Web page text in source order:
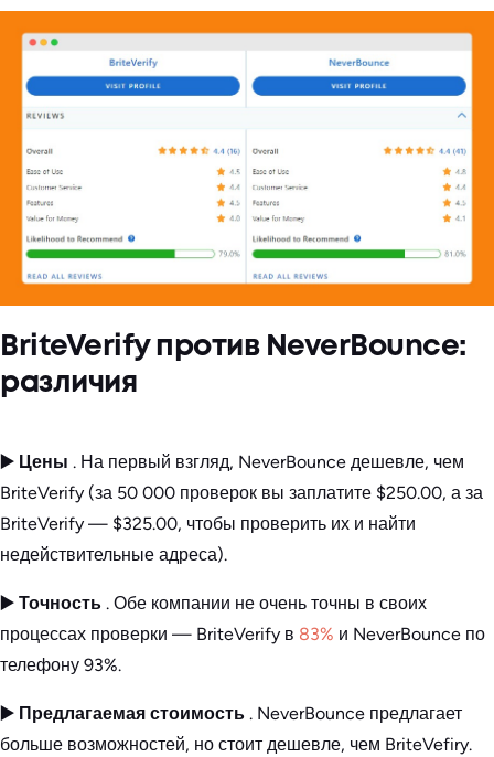
BriteVerify против NeverBounce:
различия
▶️ Цены . На первый взгляд, NeverBounce дешевле, чем
BriteVerify (за 50 000 проверок вы заплатите $250.00, а за
BriteVerify — $325.00, чтобы проверить их и найти
недействительные адреса).
▶️ Точность . Обе компании не очень точны в своих
процессах проверки — BriteVerify в 83% и NeverBounce по
телефону 93%.
▶️ Предлагаемая стоимость . NeverBounce предлагает
больше возможностей, но стоит дешевле, чем BriteVefiry.